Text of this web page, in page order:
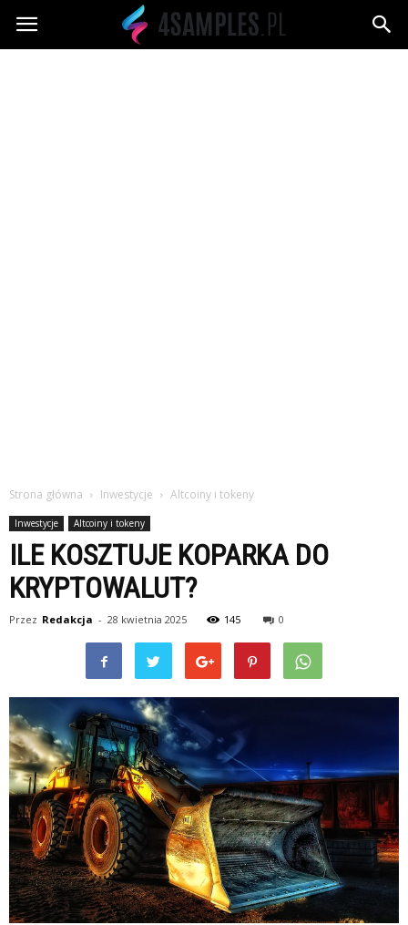
4samples.pl
Strona główna Inwestycje Altcoiny i tokeny
Inwestycje Altcoiny i tokeny
ILE KOSZTUJE KOPARKA DO
KRYPTOWALUT?
Przez Redakcja - 28 kwietnia 2025 145 0